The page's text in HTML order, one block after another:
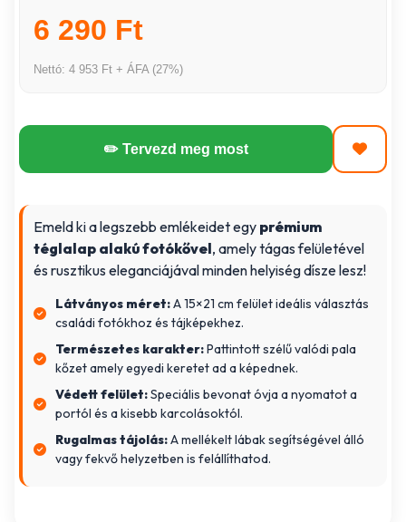
6 290 Ft
Nettó: 4 953 Ft + ÁFA (27%)
✏️ Tervezd meg most
Emeld ki a legszebb emlékeidet egy prémium
téglalap alakú fotókővel, amely tágas felületével
és rusztikus eleganciájával minden helyiség dísze lesz!
Látványos méret:A 15×21 cm felület ideális választás
családi fotókhoz és tájképekhez.
Természetes karakter:Pattintott szélű valódi pala
kőzet amely egyedi keretet ad a képednek.
Védett felület:Speciális bevonat óvja a nyomatot a
portól és a kisebb karcolásoktól.
Rugalmas tájolás:A mellékelt lábak segítségével álló
vagy fekvő helyzetben is felállíthatod.